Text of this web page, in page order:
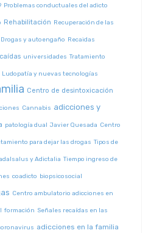
Problemas conductuales del adicto
Rehabilitación Recuperación de las
Drogas y autoengaño Recaidas
universidades Tratamiento
Ludopatía y nuevas tecnologías
Centro de desintoxicación
Cannabis adicciones y
patología dual Javier Quesada Centro
para dejar las drogas Tipos de
y Adictalia Tiempo ingreso de
coadicto biopsicosocial
Centro ambulatorio adicciones en
formación Señales recaídas en las
adicciones en la familia